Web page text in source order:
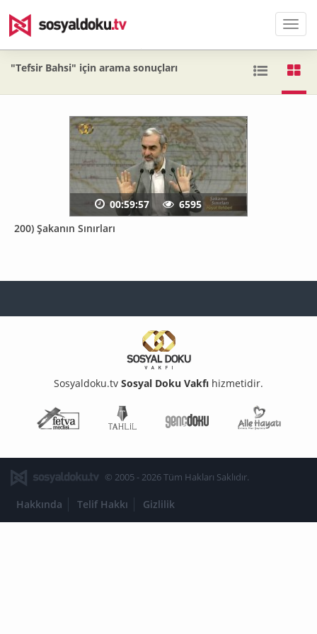
Menü
"Tefsir Bahsi" için arama sonuçları
200) Şakanın Sınırları
00:59:57 6595
Sosyaldoku.tv Sosyal Doku Vakfı hizmetidir.
Fetva Meclisi
Genç Doku
© 2005 - 2026 Tüm Hakları Saklıdır.
Hakkında Telif Hakkı Gizlilik